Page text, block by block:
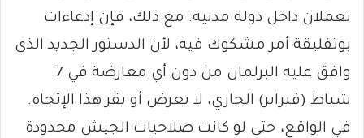
تعملان داخل دولة مدنية. مع ذلك، فإن إدعاءات
بوتفليقة أمر مشكوك فيه، لأن الدستور الجديد الذي
وافق عليه البرلمان من دون أي معارضة في 7
شباط (فبراير) الجاري، لا يعرض أو يقر هذا الإتجاه.
في الواقع، حتى لو كانت صلاحيات الجيش محدودة